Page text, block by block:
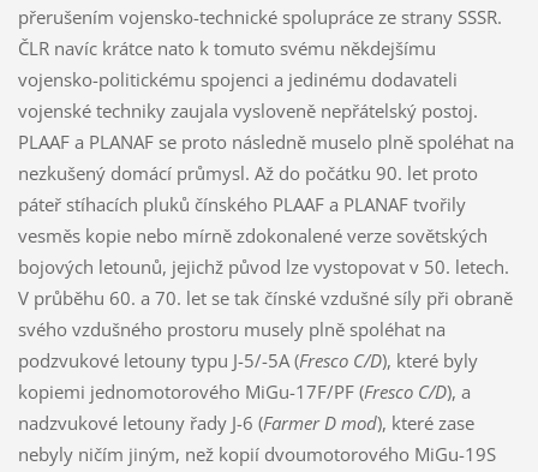
přerušením vojensko-technické spolupráce ze strany SSSR.
ČLR navíc krátce nato k tomuto svému někdejšímu
vojensko-politickému spojenci a jedinému dodavateli
vojenské techniky zaujala vysloveně nepřátelský postoj.
PLAAF a PLANAF se proto následně muselo plně spoléhat na
nezkušený domácí průmysl. Až do počátku 90. let proto
páteř stíhacích pluků čínského PLAAF a PLANAF tvořily
vesměs kopie nebo mírně zdokonalené verze sovětských
bojových letounů, jejichž původ lze vystopovat v 50. letech.
V průběhu 60. a 70. let se tak čínské vzdušné síly při obraně
svého vzdušného prostoru musely plně spoléhat na
podzvukové letouny typu J-5/-5A (Fresco C/D), které byly
kopiemi jednomotorového MiGu-17F/PF (Fresco C/D), a
nadzvukové letouny řady J-6 (Farmer D mod), které zase
nebyly ničím jiným, než kopií dvoumotorového MiGu-19S